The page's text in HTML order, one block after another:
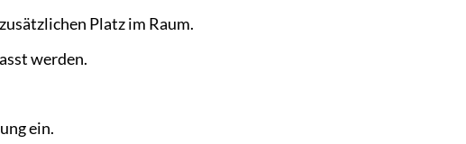
Platz im Raum.
werden.
ein.